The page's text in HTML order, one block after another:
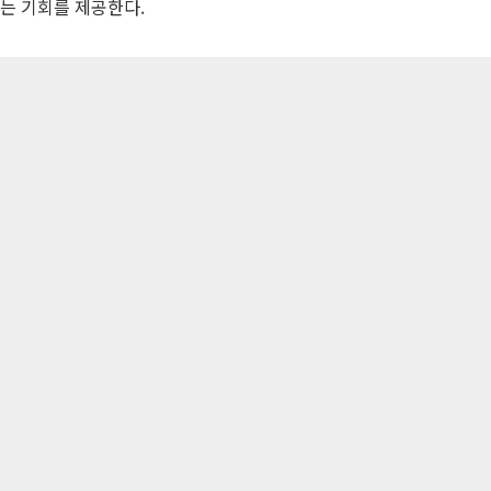
는 기회를 제공한다.